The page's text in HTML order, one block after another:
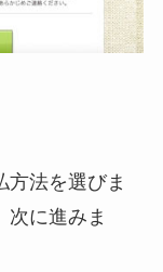
方法を選びま
次に進みま